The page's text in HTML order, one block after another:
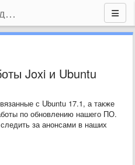
Joxi - сообщество поддержки
Joxi и Ubuntu
с Ubuntu 17.1, а также
по обновлению нашего ПО.
за анонсами в наших